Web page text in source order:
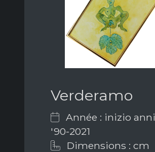
Verderamo
Année : inizio anni
'90-2021
Dimensions : cm